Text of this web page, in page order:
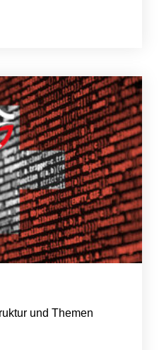
und Themen